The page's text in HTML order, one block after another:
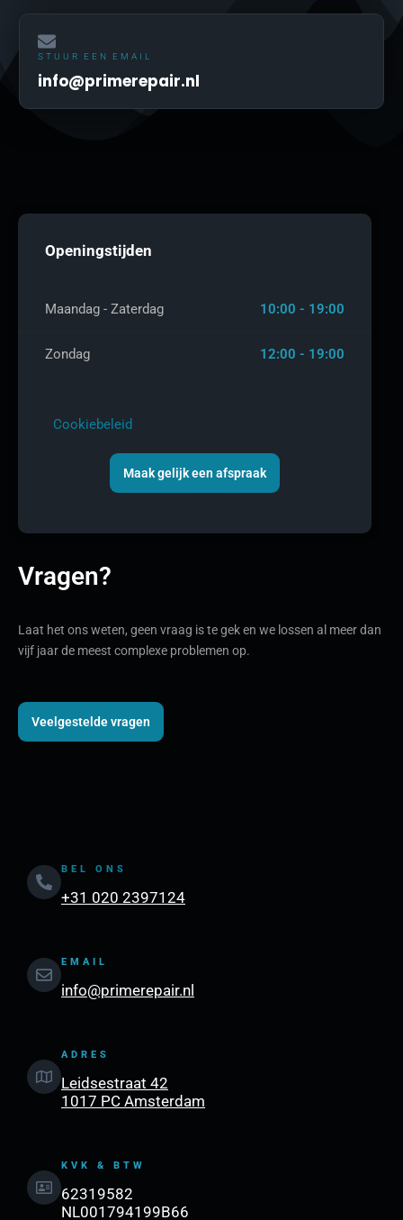
STUUR EEN EMAIL
info@primerepair.nl
Openingstijden
Maandag - Zaterdag 10:00 - 19:00
Zondag 12:00 - 19:00
Cookiebeleid
Maak gelijk een afspraak
Vragen?
Laat het ons weten, geen vraag is te gek en we lossen al meer dan
vijf jaar de meest complexe problemen op.
Veelgestelde vragen
BEL ONS
+31 020 2397124
EMAIL
info@primerepair.nl
ADRES
Leidsestraat 42
1017 PC Amsterdam
KVK & BTW
62319582
NL001794199B66